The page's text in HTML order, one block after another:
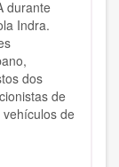
durante
Indra.
dos
de
de